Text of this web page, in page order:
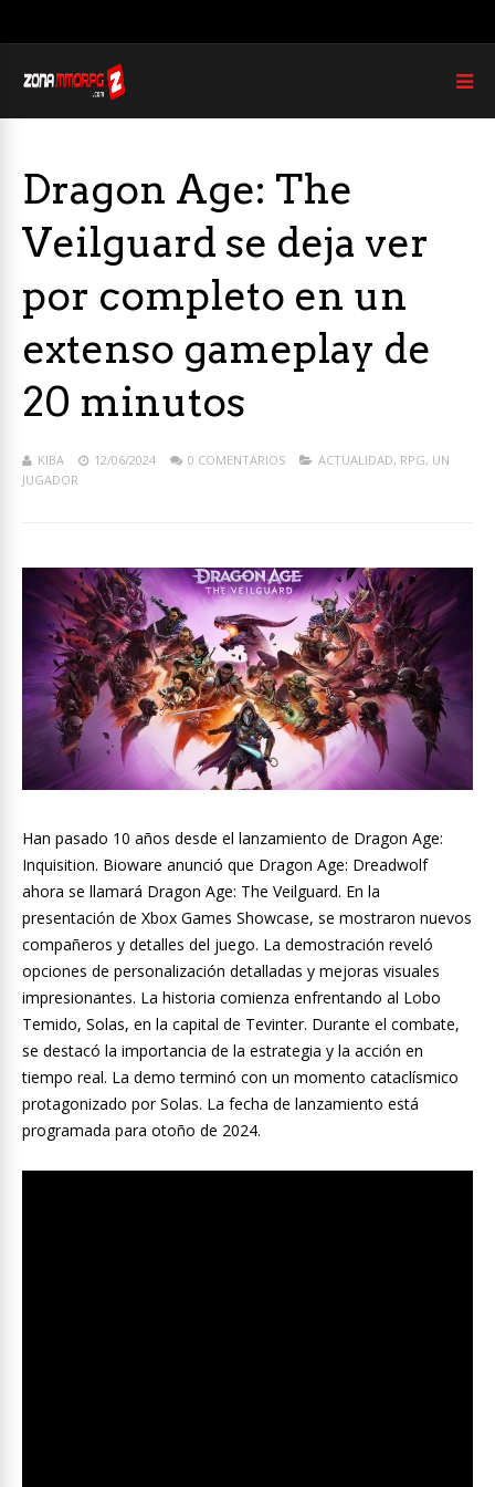
Dragon Age: The
Veilguard se deja ver
por completo en un
extenso gameplay de
20 minutos
KIBA 12/06/2024 0 COMENTARIOS ACTUALIDAD, RPG, UN
JUGADOR
Han pasado 10 años desde el lanzamiento de Dragon Age:
Inquisition. Bioware anunció que Dragon Age: Dreadwolf
ahora se llamará Dragon Age: The Veilguard. En la
presentación de Xbox Games Showcase, se mostraron nuevos
compañeros y detalles del juego. La demostración reveló
opciones de personalización detalladas y mejoras visuales
impresionantes. La historia comienza enfrentando al Lobo
Temido, Solas, en la capital de Tevinter. Durante el combate,
se destacó la importancia de la estrategia y la acción en
tiempo real. La demo terminó con un momento cataclísmico
protagonizado por Solas. La fecha de lanzamiento está
programada para otoño de 2024.